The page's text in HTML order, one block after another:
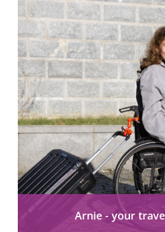
mehr erfahren
Arnie - your